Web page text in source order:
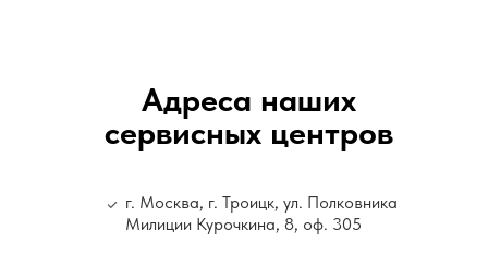
Адреса наших
сервисных центров
г. Москва, г. Троицк, ул. Полковника
Милиции Курочкина, 8, оф. 305